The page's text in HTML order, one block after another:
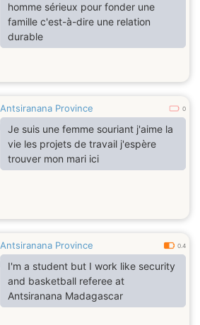
homme sérieux pour fonder une
famille c'est-à-dire une relation
durable
Antsiranana Province 0
Je suis une femme souriant j'aime la
vie les projets de travail j'espère
trouver mon mari ici
Antsiranana Province 0.4
I'm a student but I work like security
and basketball referee at
Antsiranana Madagascar